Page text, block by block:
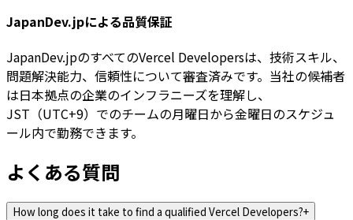
JapanDev.jpによる品質保証
JapanDev.jpのすべてのVercel Developersは、技術スキル、
問題解決能力、信頼性について審査済みです。当社の候補者
は日本拠点の企業のインフラニーズを理解し、
JST（UTC+9）でのチームの月曜日から金曜日のスケジュ
ール内で勤務できます。
よくある質問
How long does it take to find a qualified Vercel Developers?+